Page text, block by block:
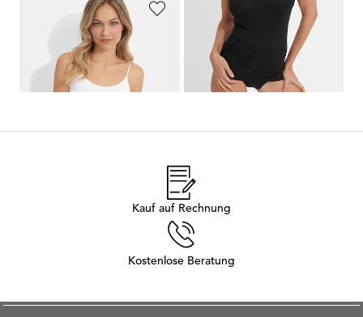
51,99 CHF65,00 CHF
Kauf auf Rechnung
Kostenlose Beratung